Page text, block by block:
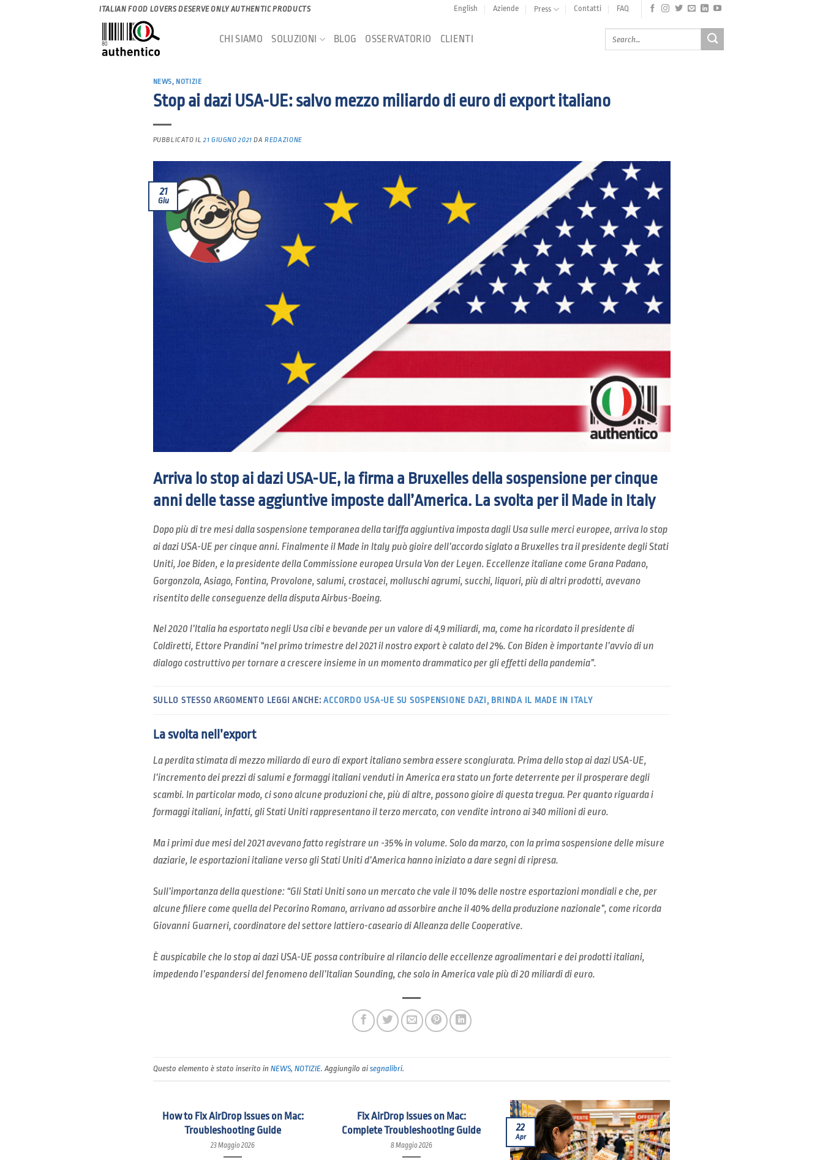
ITALIAN FOOD LOVERS DESERVE ONLY AUTHENTIC PRODUCTS English Aziende Press Contatti FAQ
CHI SIAMO SOLUZIONI BLOG OSSERVATORIO CLIENTI
NEWS, NOTIZIE
Stop ai dazi USA-UE: salvo mezzo miliardo di euro di export italiano
PUBBLICATO IL21 GIUGNO 2021 DAREDAZIONE
21
Giu
Arriva lo stop ai dazi USA-UE, la firma a Bruxelles della sospensione per cinque
anni delle tasse aggiuntive imposte dall’America. La svolta per il Made in Italy
Dopo più di tre mesi dalla sospensione temporanea della tariffa aggiuntiva imposta dagli Usa sulle merci europee, arriva lo stop
ai dazi USA-UE per cinque anni. Finalmente il Made in Italy può gioire dell’accordo siglato a Bruxelles tra il presidente degli Stati
Uniti, Joe Biden, e la presidente della Commissione europea Ursula Von der Leyen. Eccellenze italiane come Grana Padano,
Gorgonzola, Asiago, Fontina, Provolone, salumi, crostacei, molluschi agrumi, succhi, liquori, più di altri prodotti, avevano
risentito delle conseguenze della disputa Airbus-Boeing.
Nel 2020 l’Italia ha esportato negli Usa cibi e bevande per un valore di 4,9 miliardi, ma, come ha ricordato il presidente di
Coldiretti, Ettore Prandini “nel primo trimestre del 2021 il nostro export è calato del 2%. Con Biden è importante l’avvio di un
dialogo costruttivo per tornare a crescere insieme in un momento drammatico per gli effetti della pandemia”.
SULLO STESSO ARGOMENTO LEGGI ANCHE:ACCORDO USA-UE SU SOSPENSIONE DAZI, BRINDA IL MADE IN ITALY
La svolta nell’export
La perdita stimata di mezzo miliardo di euro di export italiano sembra essere scongiurata. Prima dello stop ai dazi USA-UE,
l’incremento dei prezzi di salumi e formaggi italiani venduti in America era stato un forte deterrente per il prosperare degli
scambi. In particolar modo, ci sono alcune produzioni che, più di altre, possono gioire di questa tregua. Per quanto riguarda i
formaggi italiani, infatti, gli Stati Uniti rappresentano il terzo mercato, con vendite introno ai 340 milioni di euro.
Ma i primi due mesi del 2021 avevano fatto registrare un -35% in volume. Solo da marzo, con la prima sospensione delle misure
daziarie, le esportazioni italiane verso gli Stati Uniti d’America hanno iniziato a dare segni di ripresa.
Sull’importanza della questione: “Gli Stati Uniti sono un mercato che vale il 10% delle nostre esportazioni mondiali e che, per
alcune filiere come quella del Pecorino Romano, arrivano ad assorbire anche il 40% della produzione nazionale”, come ricorda
Giovanni Guarneri, coordinatore del settore lattiero-caseario di Alleanza delle Cooperative.
È auspicabile che lo stop ai dazi USA-UE possa contribuire al rilancio delle eccellenze agroalimentari e dei prodotti italiani,
impedendo l’espandersi del fenomeno dell’Italian Sounding, che solo in America vale più di 20 miliardi di euro.
Questo elemento è stato inserito in NEWS, NOTIZIE. Aggiungilo ai segnalibri.
How to Fix AirDrop Issues on Mac:
Troubleshooting Guide
23 Maggio 2026
Fix AirDrop Issues on Mac:
Complete Troubleshooting Guide
8 Maggio 2026
22
Apr